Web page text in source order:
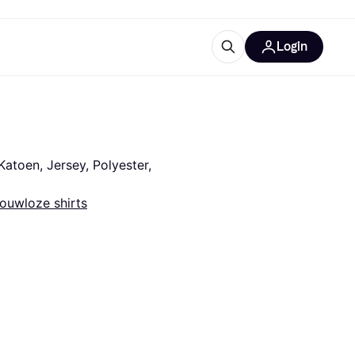
Login
Jersey, Polyester,
shirts